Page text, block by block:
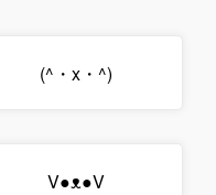
(^・x・^)
V●ᴥ●V